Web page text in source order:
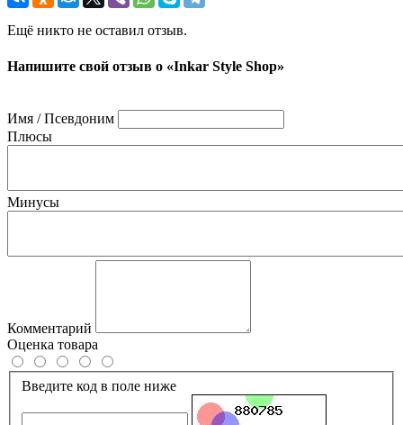
Ещё никто не оставил отзыв.
Напишите свой отзыв о «Inkar Style Shop»
Имя / Псевдоним
Плюсы
Минусы
Комментарий
Оценка товара
Введите код в поле ниже